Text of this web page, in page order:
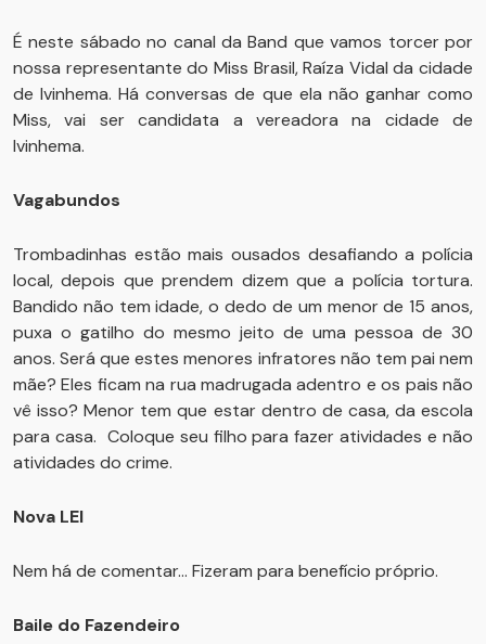
É neste sábado no canal da Band que vamos torcer por
nossa representante do Miss Brasil, Raíza Vidal da cidade
de Ivinhema. Há conversas de que ela não ganhar como
Miss, vai ser candidata a vereadora na cidade de
Ivinhema.
Vagabundos
Trombadinhas estão mais ousados desafiando a polícia
local, depois que prendem dizem que a polícia tortura.
Bandido não tem idade, o dedo de um menor de 15 anos,
puxa o gatilho do mesmo jeito de uma pessoa de 30
anos. Será que estes menores infratores não tem pai nem
mãe? Eles ficam na rua madrugada adentro e os pais não
vê isso? Menor tem que estar dentro de casa, da escola
para casa. Coloque seu filho para fazer atividades e não
atividades do crime.
Nova LEI
Nem há de comentar... Fizeram para benefício próprio.
Baile do Fazendeiro